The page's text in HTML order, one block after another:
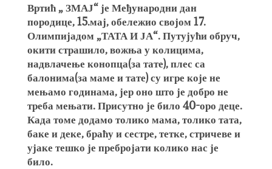
Вртић „ ЗМАЈ“ је Међународни дан
породице, 15.мај, обележио својом 17.
Олимпијадом „ТАТА И ЈА“. Путујући обруч,
окити страшило, вожња у колицима,
надвлачење конопца(за тате), плес са
балонима(за маме и тате) су игре које не
мењамо годинама, јер оно што је добро не
треба мењати. Присутно је било 40-оро деце.
Када томе додамо толико мама, толико тата,
баке и деке, браћу и сестре, тетке, стричеве и
ујаке тешко је пребројати колико нас је
било.